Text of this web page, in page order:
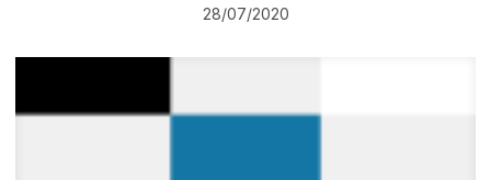
28/07/2020